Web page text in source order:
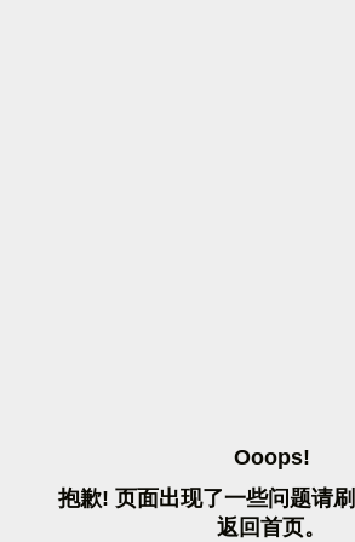
OOOPS!
抱歉! 页面出现了一些问题请刷
返 回首页。